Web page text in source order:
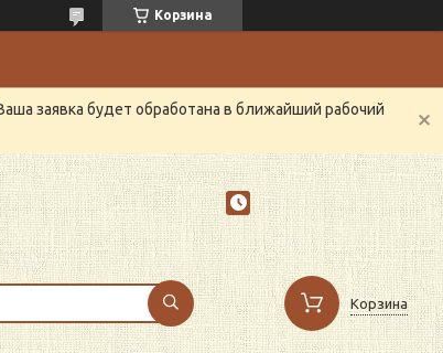
Корзина
заявка будет обработана в ближайший рабочий
Корзина